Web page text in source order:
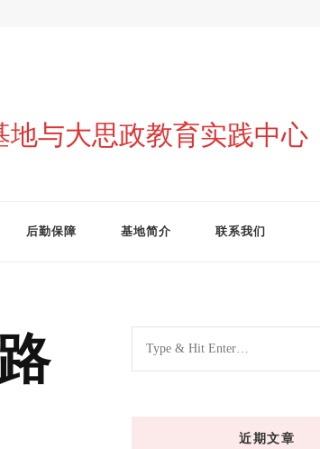
与大思政教育实践中心
后勤保障 基地简介 联系我们
找
什
近期文章